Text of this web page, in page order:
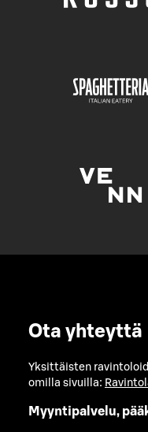
Ota yhteyttä
Yksittäisten
omilla sivuilla:
Myyntipalvelu,